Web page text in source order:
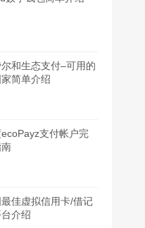
尔和生态支付–可用的
简单介绍
支付帐户完
佳虚拟信用卡/借记
介绍